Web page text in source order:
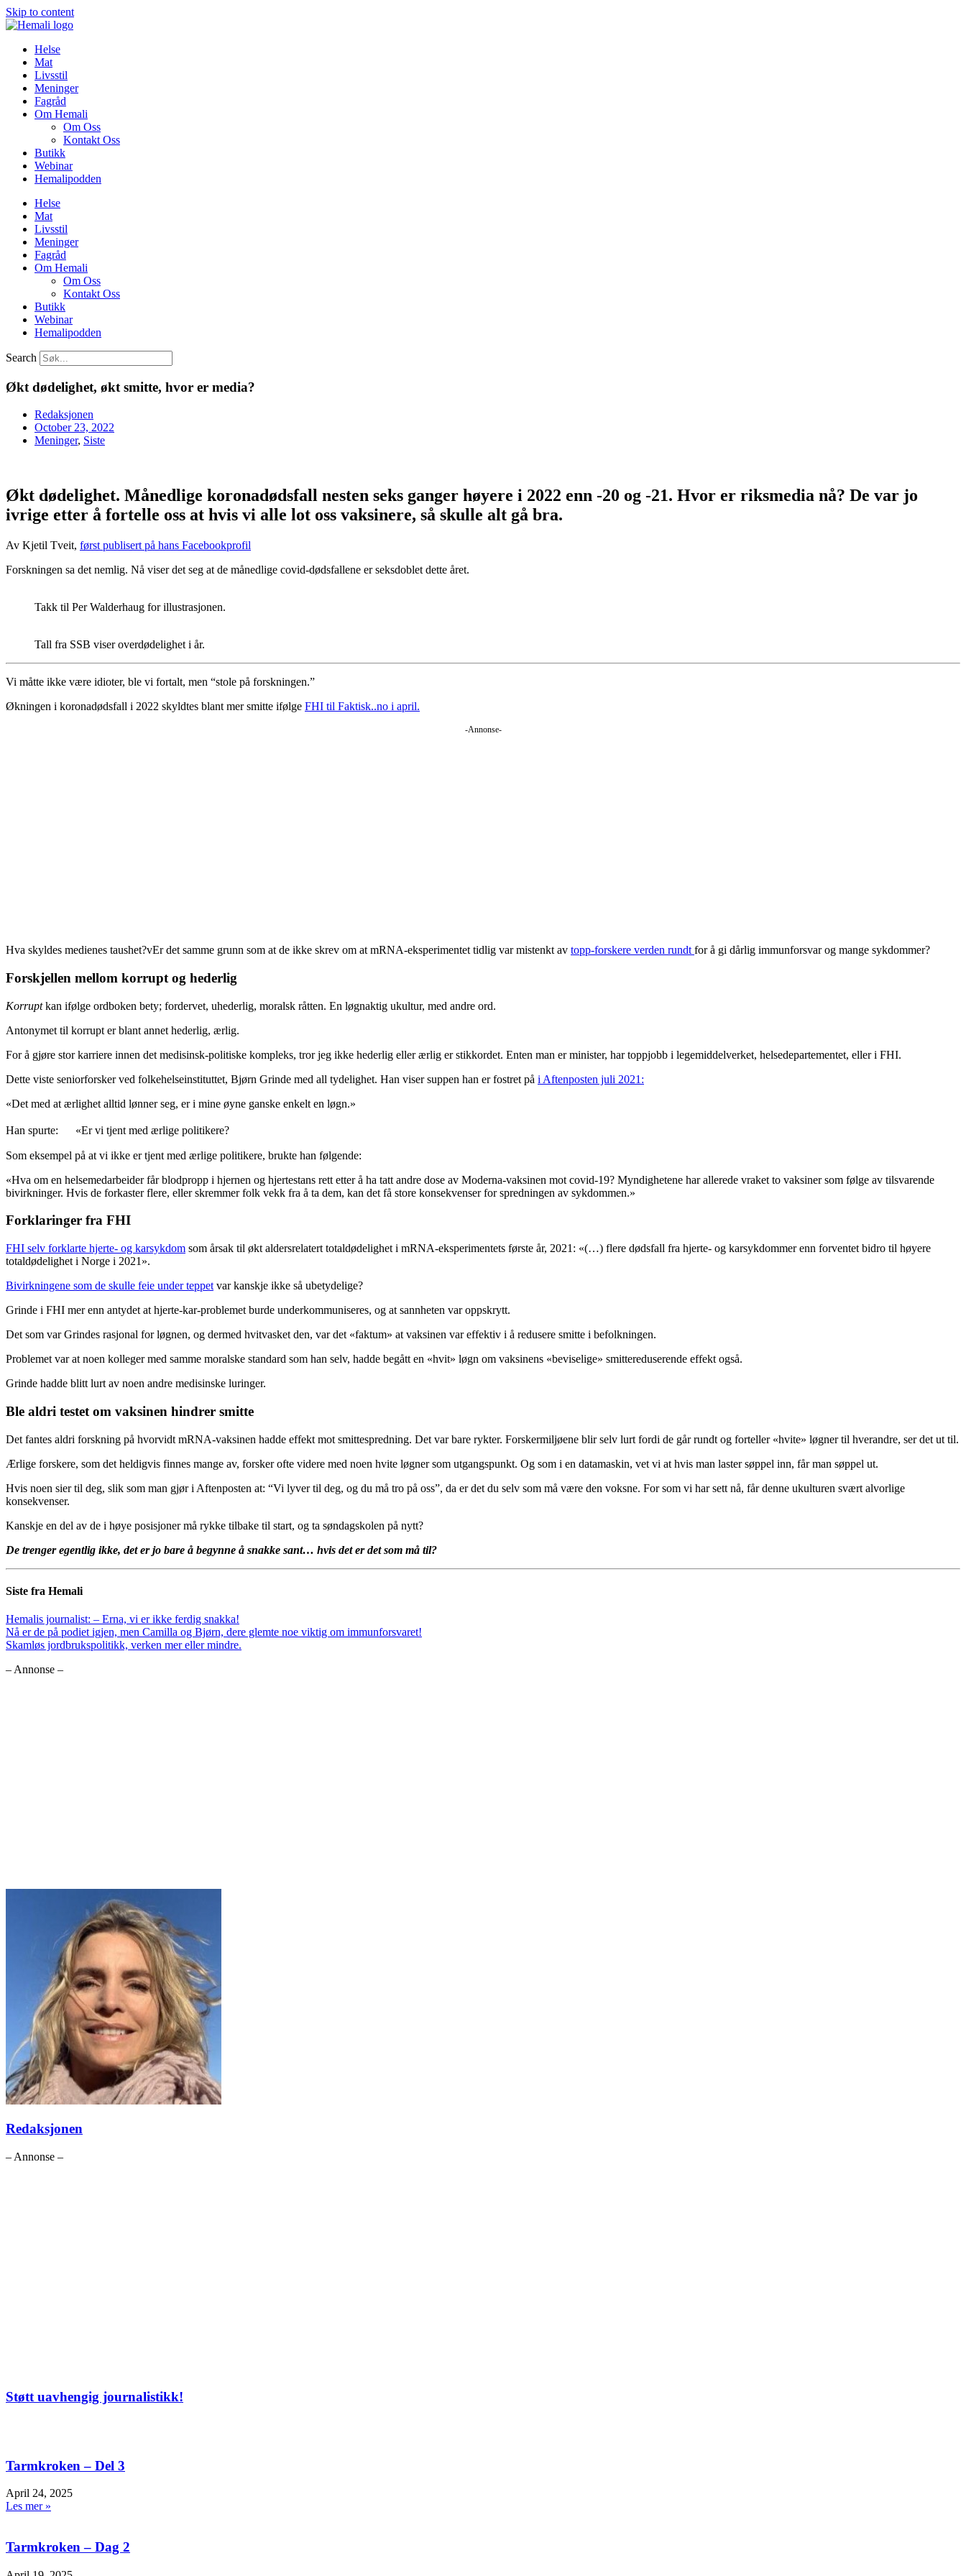
Skip to content
Helse
Mat
Livsstil
Meninger
Fagråd
Om Hemali
Om Oss
Kontakt Oss
Butikk
Webinar
Hemalipodden
Helse
Mat
Livsstil
Meninger
Fagråd
Om Hemali
Om Oss
Kontakt Oss
Butikk
Webinar
Hemalipodden
Search
Økt dødelighet, økt smitte, hvor er media?
Redaksjonen
October 23, 2022
Meninger, Siste
Økt dødelighet. Månedlige koronadødsfall nesten seks ganger høyere i 2022 enn -20 og -21. Hvor er riksmedia nå? De var jo
ivrige etter å fortelle oss at hvis vi alle lot oss vaksinere, så skulle alt gå bra.
Av Kjetil Tveit, først publisert på hans Facebookprofil
Forskningen sa det nemlig. Nå viser det seg at de månedlige covid-dødsfallene er seksdoblet dette året.
Takk til Per Walderhaug for illustrasjonen.
Tall fra SSB viser overdødelighet i år.
Vi måtte ikke være idioter, ble vi fortalt, men “stole på forskningen.”
Økningen i koronadødsfall i 2022 skyldtes blant mer smitte ifølge FHI til Faktisk..no i april.
-Annonse-
Hva skyldes medienes taushet?vEr det samme grunn som at de ikke skrev om at mRNA-eksperimentet tidlig var mistenkt av topp-forskere verden rundt for å gi dårlig immunforsvar og mange sykdommer?
Forskjellen mellom korrupt og hederlig
Korruptkan ifølge ordboken bety; fordervet, uhederlig, moralsk råtten. En løgnaktig ukultur, med andre ord.
Antonymet til korrupt er blant annet hederlig, ærlig.
For å gjøre stor karriere innen det medisinsk-politiske kompleks, tror jeg ikke hederlig eller ærlig er stikkordet. Enten man er minister, har toppjobb i legemiddelverket, helsedepartementet, eller i FHI.
Dette viste seniorforsker ved folkehelseinstituttet, Bjørn Grinde med all tydelighet. Han viser suppen han er fostret på i Aftenposten juli 2021:
«Det med at ærlighet alltid lønner seg, er i mine øyne ganske enkelt en løgn.»
Han spurte: «Er vi tjent med ærlige politikere?
Som eksempel på at vi ikke er tjent med ærlige politikere, brukte han følgende:
«Hva om en helsemedarbeider får blodpropp i hjernen og hjertestans rett etter å ha tatt andre dose av Moderna-vaksinen mot covid-19? Myndighetene har allerede vraket to vaksiner som følge av tilsvarende
bivirkninger. Hvis de forkaster flere, eller skremmer folk vekk fra å ta dem, kan det få store konsekvenser for spredningen av sykdommen.»
Forklaringer fra FHI
FHI selv forklarte hjerte- og karsykdom som årsak til økt aldersrelatert totaldødelighet i mRNA-eksperimentets første år, 2021: «(…) flere dødsfall fra hjerte- og karsykdommer enn forventet bidro til høyere
totaldødelighet i Norge i 2021».
Bivirkningene som de skulle feie under teppet var kanskje ikke så ubetydelige?
Grinde i FHI mer enn antydet at hjerte-kar-problemet burde underkommuniseres, og at sannheten var oppskrytt.
Det som var Grindes rasjonal for løgnen, og dermed hvitvasket den, var det «faktum» at vaksinen var effektiv i å redusere smitte i befolkningen.
Problemet var at noen kolleger med samme moralske standard som han selv, hadde begått en «hvit» løgn om vaksinens «beviselige» smittereduserende effekt også.
Grinde hadde blitt lurt av noen andre medisinske luringer.
Ble aldri testet om vaksinen hindrer smitte
Det fantes aldri forskning på hvorvidt mRNA-vaksinen hadde effekt mot smittespredning. Det var bare rykter. Forskermiljøene blir selv lurt fordi de går rundt og forteller «hvite» løgner til hverandre, ser det ut til.
Ærlige forskere, som det heldigvis finnes mange av, forsker ofte videre med noen hvite løgner som utgangspunkt. Og som i en datamaskin, vet vi at hvis man laster søppel inn, får man søppel ut.
Hvis noen sier til deg, slik som man gjør i Aftenposten at: “Vi lyver til deg, og du må tro på oss”, da er det du selv som må være den voksne. For som vi har sett nå, får denne ukulturen svært alvorlige
konsekvenser.
Kanskje en del av de i høye posisjoner må rykke tilbake til start, og ta søndagskolen på nytt?
De trenger egentlig ikke, det er jo bare å begynne å snakke sant… hvis det er det som må til?
Siste fra Hemali
Hemalis journalist: – Erna, vi er ikke ferdig snakka!
Nå er de på podiet igjen, men Camilla og Bjørn, dere glemte noe viktig om immunforsvaret!
Skamløs jordbrukspolitikk, verken mer eller mindre.
– Annonse –
Redaksjonen
– Annonse –
Støtt uavhengig journalistikk!
Tarmkroken – Del 3
April 24, 2025
Les mer »
Tarmkroken – Dag 2